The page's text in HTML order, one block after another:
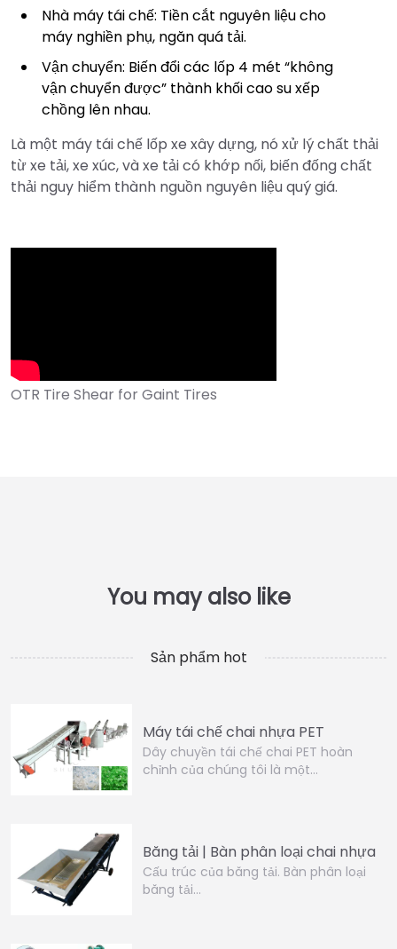
Nhà máy tái chế: Tiền cắt nguyên liệu cho
máy nghiền phụ, ngăn quá tải.
Vận chuyển: Biến đổi các lốp 4 mét “không
vận chuyển được” thành khối cao su xếp
chồng lên nhau.
Là một máy tái chế lốp xe xây dựng, nó xử lý chất thải
từ xe tải, xe xúc, và xe tải có khớp nối, biến đống chất
thải nguy hiểm thành nguồn nguyên liệu quý giá.
Sản phẩm hot
Máy tái chế chai nhựa PET
Dây chuyền tái chế chai PET hoàn
chỉnh của chúng tôi là một…
Băng tải | Bàn phân loại chai nhựa
Cấu trúc của băng tải. Bàn phân loại
băng tải…